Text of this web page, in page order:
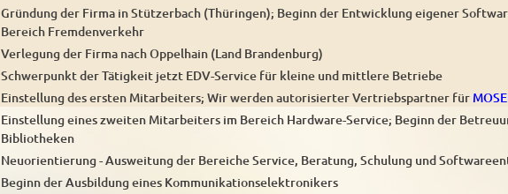
Gründung der Firma in Stützerbach (Thüringen); Beginn der Entwicklung eigener
Bereich Fremdenverkehr
Verlegung der Firma nach Oppelhain (Land Brandenburg)
Schwerpunkt der Tätigkeit jetzt EDV-Service für kleine und mittlere Betriebe
Einstellung des ersten Mitarbeiters; Wir werden autorisierter Vertriebspartner für
Einstellung eines zweiten Mitarbeiters im Bereich Hardware-Service; Beginn der
Bibliotheken
Neuorientierung - Ausweitung der Bereiche Service, Beratung, Schulung und
Beginn der Ausbildung eines Kommunikationselektronikers